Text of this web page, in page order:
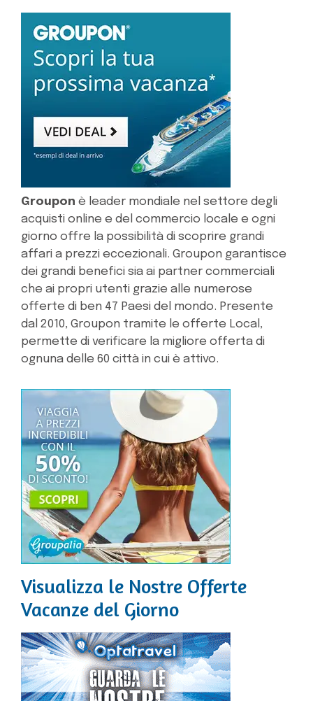
Groupon è leader mondiale nel settore degli
acquisti online e del commercio locale e ogni
giorno offre la possibilità di scoprire grandi
affari a prezzi eccezionali. Groupon garantisce
dei grandi benefici sia ai partner commerciali
che ai propri utenti grazie alle numerose
offerte di ben 47 Paesi del mondo. Presente
dal 2010, Groupon tramite le offerte Local,
permette di verificare la migliore offerta di
ognuna delle 60 città in cui è attivo.
Visualizza le Nostre Offerte
Vacanze del Giorno